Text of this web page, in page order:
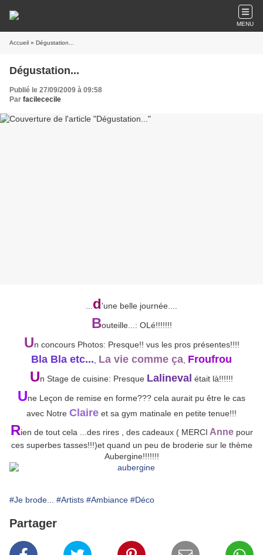
MENU
Accueil » Dégustation...
Dégustation...
Publié le 27/09/2009 à 09:58
Par facilececile
d'une belle journée....
Bouteille...: OLé!!!!!!!
Un concours Photos: Presque!! vus les pros présentes!!!!
Bla Bla etc... La vie comme ça Froufrou
Un Stage de cuisine: Presque Lalineval était là!!!!!!
Une Leçon de remise en forme??? cela aurait pu être le cas
avec Notre Claire et sa gym matinale en petite tenue!!!
Rien de tout cela ...des rires , des cadeaux ( MERCI Anne pour
ces superbes tasses!!!)et quand un peu de broderie sur le thème
Aubergine!!!!!!!
#Je brode... #Artists #Ambiance #Déco
Partager